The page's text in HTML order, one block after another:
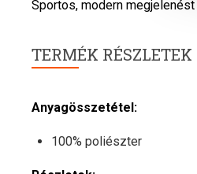
Sportos, modern
TERMÉK RÉSZLETEK
Anyagösszetétel:
100% poliészter